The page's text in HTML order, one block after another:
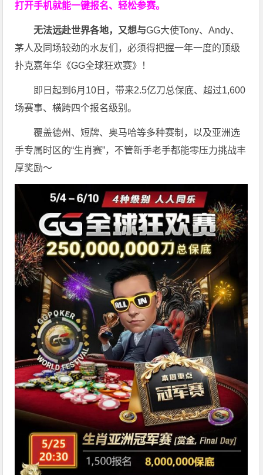
打开手机就能一键报名、轻松参赛。
无法远赴世界各地，又想与GG大使Tony、Andy、
茅人及同场较劲的水友们，必须得把握一年一度的顶级
扑克嘉年华《GG全球狂欢赛》！
即日起到6月10日，带来2.5亿刀总保底、超过1,600
场赛事、横跨四个报名级别。
覆盖德州、短牌、奥马哈等多种赛制，以及亚洲选
手专属时区的“生肖赛”，不管新手老手都能零压力挑战丰
厚奖励～